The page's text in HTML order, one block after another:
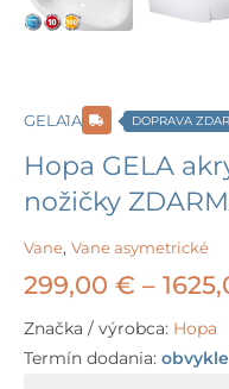
GELA1A DOPRAVA
Hopa GELA
nožičky
Vane, Vane asymetrické
299,00 € –
Značka / výrobca: Hopa
Termín dodania: